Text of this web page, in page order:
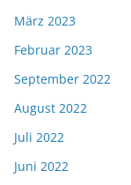
März 2023
Februar 2023
September 2022
August 2022
Juli 2022
Juni 2022